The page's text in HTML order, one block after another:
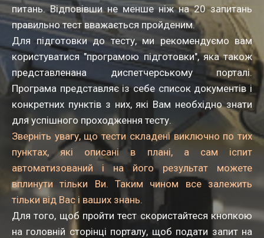
питань. Відповівши не менше ніж на 20 запитань
правильно тест вважається пройденим.
Для підготовки до тесту, ми рекомендуємо вам
користуватися "програмою підготовки", яка також
представлена​на диспетчерському порталі.
Програма представляє із себе список документів і
конкретних пунктів з них, які Вам необхідно знати
для успішного проходження тесту.
Зверніть увагу, що тести складені виключно по тих
пунктах, які описані в плані, а сам іспит
автоматизований і на його результат можете
вплинути тільки Ви. Таким чином все залежить
тільки від Вас і ваших знань.
Для того, щоб пройти тест скористайтеся кнопкою
на головній сторінці порталу, щоб подати запит на